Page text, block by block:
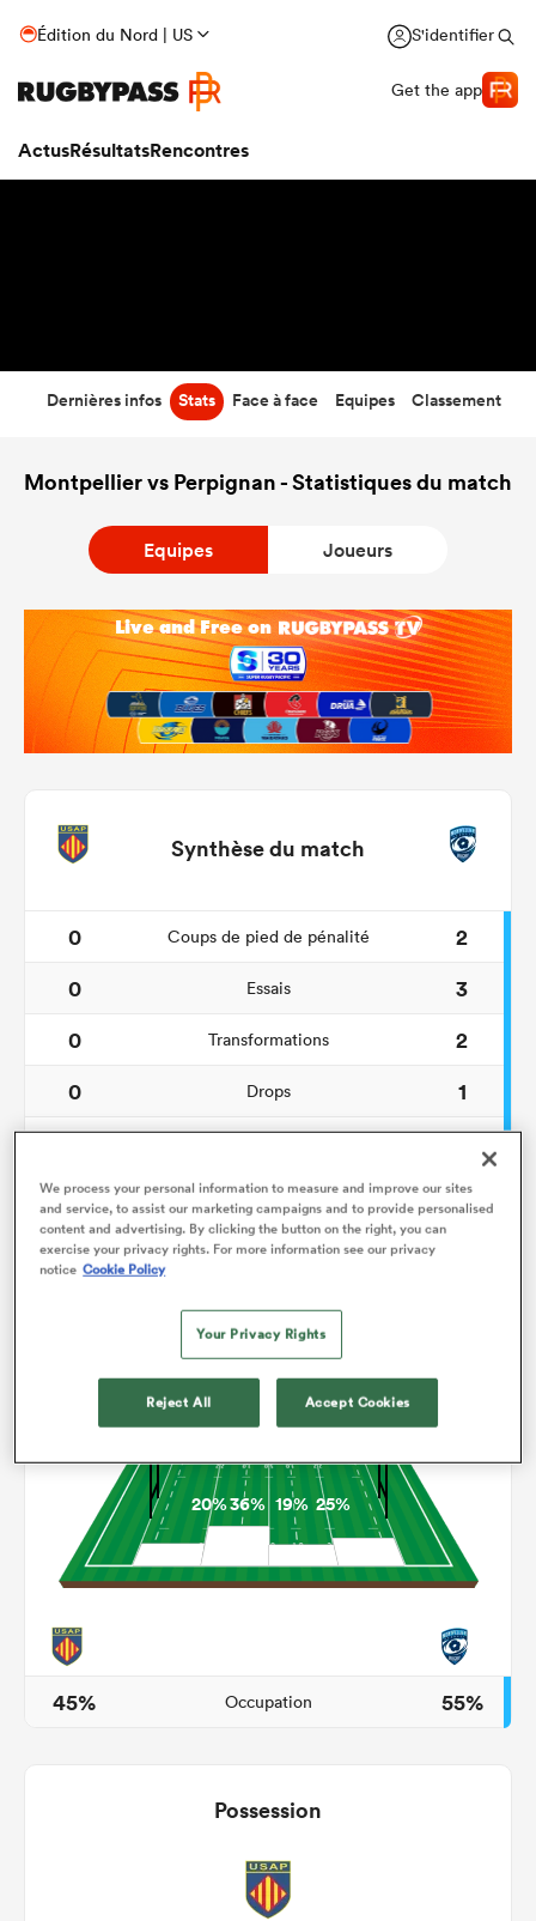
Édition du Nord | US S'identifier
Get the app
ActusRésultatsRencontres
Dernières infos Stats Face à face Equipes Classement
Montpellier vs Perpignan - Statistiques du match
Equipes Joueurs
Synthèse du match
0 Coups de pied de pénalité
2
0
Essais
3
0
Transformations
2
0
Drops
1
76
139
0
Franchissements
3
15
Turnovers perdus
Occupation
20%36% 19% 25%
45% Occupation 55%
Possession
We process your personal information to measure and improve our sites
and service, to assist our marketing campaigns and to provide personalised
content and advertising. By clicking the button on the right, you can
exercise your privacy rights. For more information see our privacy
notice Cookie Policy
Your Privacy Rights
Reject All Accept Cookies